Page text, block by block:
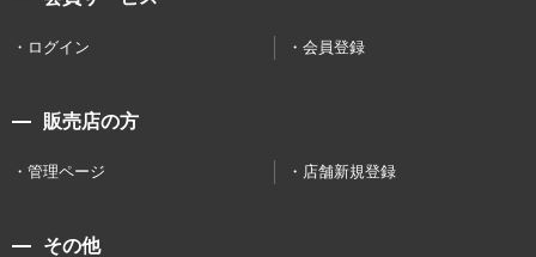
ログイン 会員登録
販売店の方
管理ページ 店舗新規登録
その他